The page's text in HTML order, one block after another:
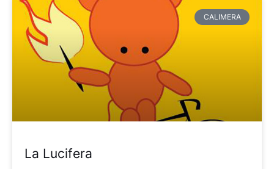
CALIMERA
La Lucifera